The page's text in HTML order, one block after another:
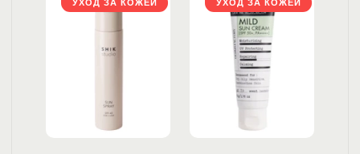
УХОД ЗА КОЖЕЙ УХОД ЗА КОЖЕЙ